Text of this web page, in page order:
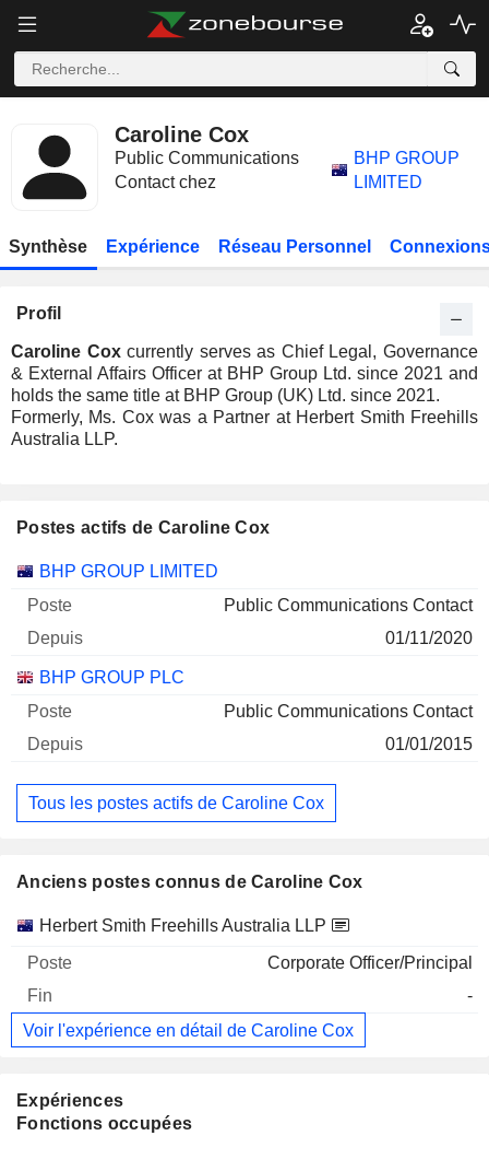
Caroline Cox
Public Communications
Contact chez
BHP GROUP
LIMITED
Synthèse Expérience Réseau Personnel
Profil
Caroline Coxcurrently serves as Chief Legal, Governance
& External Affairs Officer at BHP Group Ltd. since 2021 and
holds the same title at BHP Group (UK) Ltd. since 2021.
Formerly, Ms. Cox was a Partner at Herbert Smith Freehills
Australia LLP.
Postes actifs de Caroline Cox
Sociétés Poste Début
BHP GROUP LIMITED
Public Communications Contact
01/11/2020
BHP GROUP PLC
Public Communications Contact
01/01/2015
Tous les postes actifs de Caroline Cox
Anciens postes connus de Caroline Cox
Sociétés Poste Fin
Herbert Smith Freehills Australia LLP
Corporate Officer/Principal
-
Voir l'expérience en détail de Caroline Cox
Expériences
Fonctions occupées